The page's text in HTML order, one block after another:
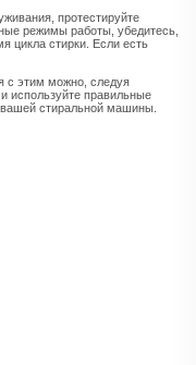
протестируйте
режимы работы, убедитесь,
цикла стирки. Если есть
с этим можно, следуя
используйте правильные
стиральной машины.